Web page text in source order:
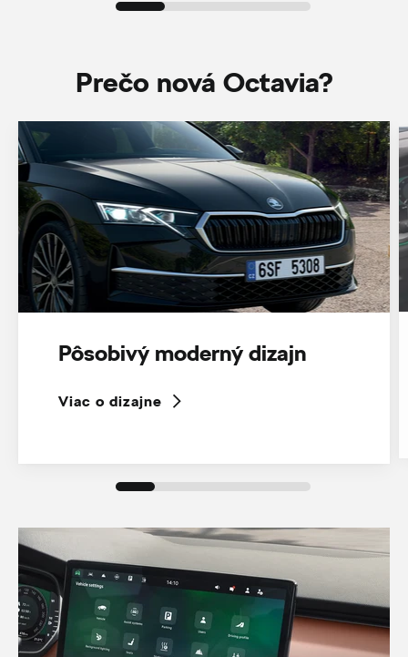
Prečo nová Octavia?
Pôsobivý moderný dizajn
Viac o dizajne